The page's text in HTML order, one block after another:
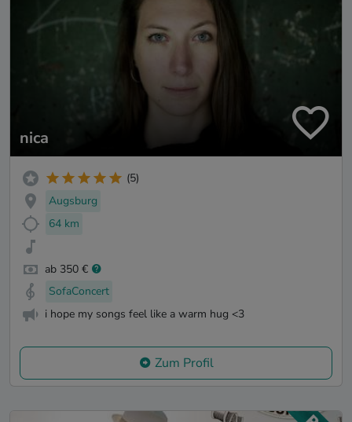
nica
(5)
Augsburg
64 km
ab 350 €
SofaConcert
i hope my songs feel like a warm hug <3
Zum Profil